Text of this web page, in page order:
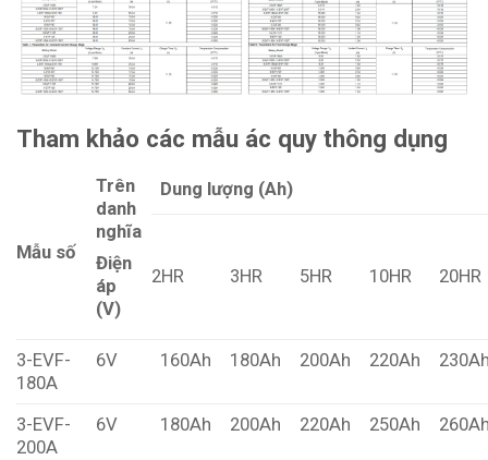
Tham khảo các mẫu ác quy thông dụng
Mẫu số
Trên
danh
nghĩa
Điện
áp
(V)
Dung lượng (Ah)
2HR 3HR 5HR 10HR 20HR
3-EVF-
180A
6V 160Ah 180Ah 200Ah 220Ah
3-EVF-
200A
6V 180Ah 200Ah 220Ah 250Ah